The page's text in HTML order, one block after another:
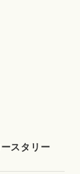
スタリー